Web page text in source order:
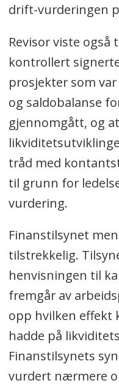
drift-vurderingen
Revisor viste
kontrollert
prosjekter som
og saldobalanse
gjennomgått, og
tråd med
til grunn for
vurdering.
Finanstilsynet
tilstrekkelig.
henvisningen til
fremgår av
opp hvilken effekt
hadde på
Finanstilsynets
vurdert nærmere